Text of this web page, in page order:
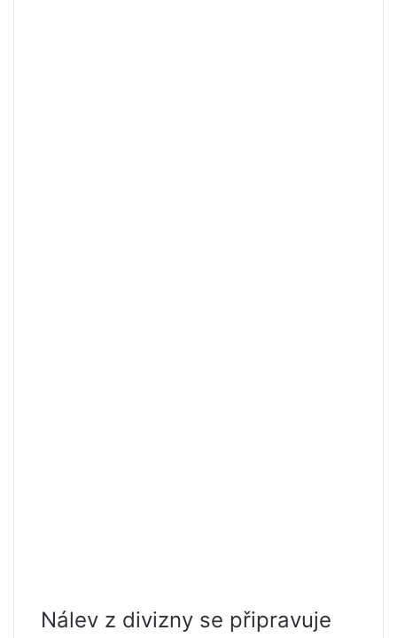
Nálev z divizny se připravuje